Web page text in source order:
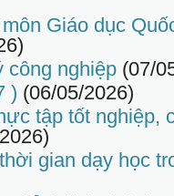
Giáo dục
công nghiệp (07/
) (06/05/2026)
tập tốt nghiệp,
gian dạy học